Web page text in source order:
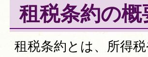
租税条約の概
租税条約とは、所得